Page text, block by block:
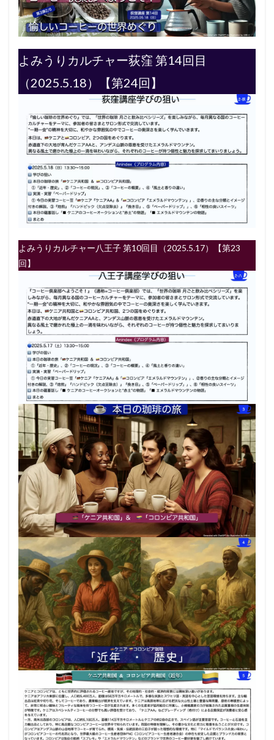
よみうりカルチャー荻窪 第14回目
（2025.5.18）【第24回】
よみうりカルチャー八王子 第10回目（2025.5.17）【第23
回】